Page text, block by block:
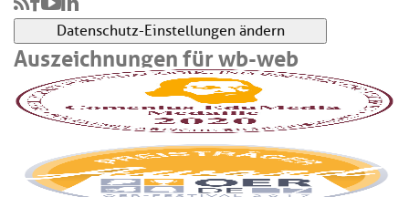
Datenschutz-Einstellungen ändern
Auszeichnungen für wb-web